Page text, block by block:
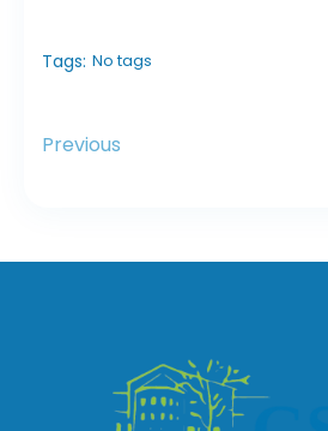
Tags: No tags
Previous